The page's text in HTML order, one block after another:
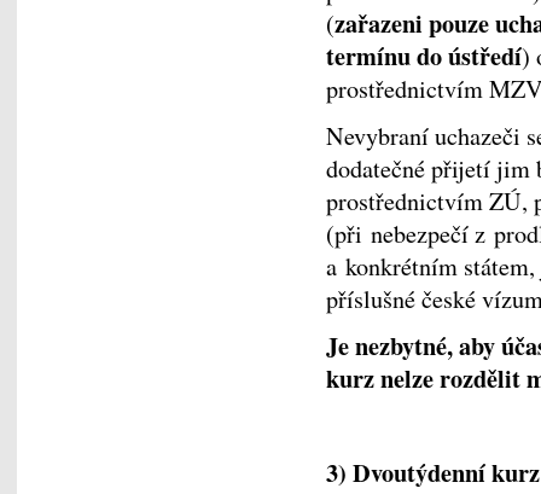
(zařazeni pouze
termínu do ústředí)
prostřednictvím
Nevybraní uchazeči
dodatečné přijetí jim
prostřednictvím ZÚ,
(při nebezpečí z
a konkrétním
příslušné české
Je nezbytné, aby
kurz nelze rozdělit
3) Dvoutýdenní